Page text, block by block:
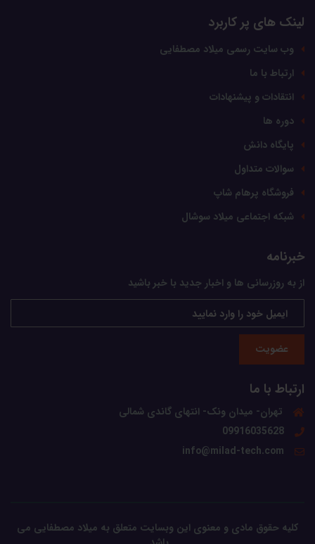
لینک های پر کاربرد
وب سایت رسمی میلاد مصطفایی
ارتباط با ما
انتقادات و پیشنهادات
دوره ها
پایگاه دانش
سوالات متداول
فروشگاه پرهام شاپ
شبکه اجتماعی میلاد سوشال
خبرنامه
از به روزرسانی ها و اخبار جدید با خبر باشید
عضویت
ارتباط با ما
تهران- میدان ونک- انتهای گاندی شمالی
09916035628
info@milad-tech.com
کلیه حقوق مادی و معنوی این وبسایت متعلق به میلاد مصطفایی می